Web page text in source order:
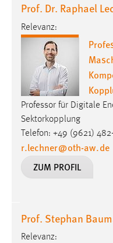
Prof. Dr. Raphael
Relevanz:
Professor für Digitale
Sektorkopplung
Telefon: +49 (9621)
r.lechner@oth-aw.de
ZUM PROFIL
Prof. Stephan
Relevanz:
Cookie Laufzeit:
MibewSessionID,
5e9dbeb1811c0446
Jahre, MIBEW_UserID
Login
Name:
fe_user, be_user,
Zweck:
einloggen zu können.